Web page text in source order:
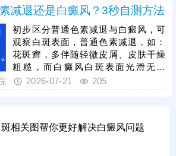
治疗。
明确病情，需通过伍德灯、皮肤ct等
科学检查，准确判定色素脱失程度与
病灶情况。白癜风危害极大，该病越
早治疗预后越好，发现疑似白斑症状
需及时就医，结合自身病情、体质制
定个性化对症治疗方案，避免拖延加
重病情、增加治疗难度。
减退还是白癜风？3秒自测方法
初步区分普通色素减退与白癜风，可
观察白斑表面，普通色素减退，如：
花斑癣，多伴随轻微皮屑、皮肤干燥
粗糙，而白癜风白斑表面光滑无鳞
屑、无萎缩，触感与正常皮肤一致，
其次观察白斑变化，白色糠疹基本不
互融合。最后做按压测试，轻压白斑
2026-07-21 205
相关图帮你更好解决白癜风问题